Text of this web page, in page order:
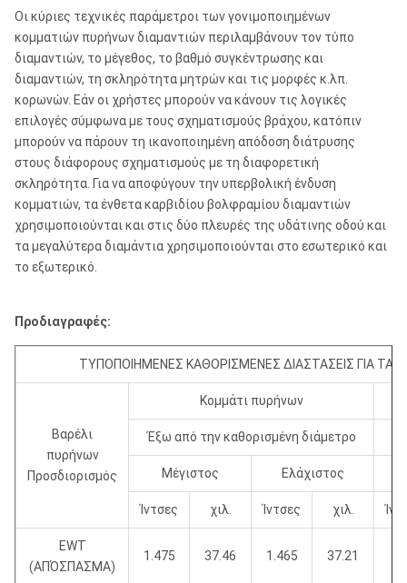
Οι κύριες τεχνικές παράμετροι των γονιμοποιημένων
κομματιών πυρήνων διαμαντιών περιλαμβάνουν τον τύπο
διαμαντιών, το μέγεθος, το βαθμό συγκέντρωσης και
διαμαντιών, τη σκληρότητα μητρών και τις μορφές κ.λπ.
κορωνών. Εάν οι χρήστες μπορούν να κάνουν τις λογικές
επιλογές σύμφωνα με τους σχηματισμούς βράχου, κατόπιν
μπορούν να πάρουν τη ικανοποιημένη απόδοση διάτρυσης
στους διάφορους σχηματισμούς με τη διαφορετική
σκληρότητα. Για να αποφύγουν την υπερβολική ένδυση
κομματιών, τα ένθετα καρβιδίου βολφραμίου διαμαντιών
χρησιμοποιούνται και στις δύο πλευρές της υδάτινης οδού και
τα μεγαλύτερα διαμάντια χρησιμοποιούνται στο εσωτερικό και
το εξωτερικό.
Προδιαγραφές:
ΤΥΠΟΠΟΙΗΜΕΝΕΣ ΚΑΘΟΡΙΣΜΕΝΕΣ ΔΙΑΣΤΑΣΕΙΣ ΓΙΑ ΤΑ
Βαρέλι
πυρήνων
Προσδιορισμός
Κομμάτι πυρήνων
Έξω από την καθορισμένη διάμετρο
Μέγιστος Ελάχιστος
Ίντσες χιλ. Ίντσες χιλ.
EWT
(ΑΠΌΣΠΑΣΜΑ)
1.475 37.46 1.465 37.21